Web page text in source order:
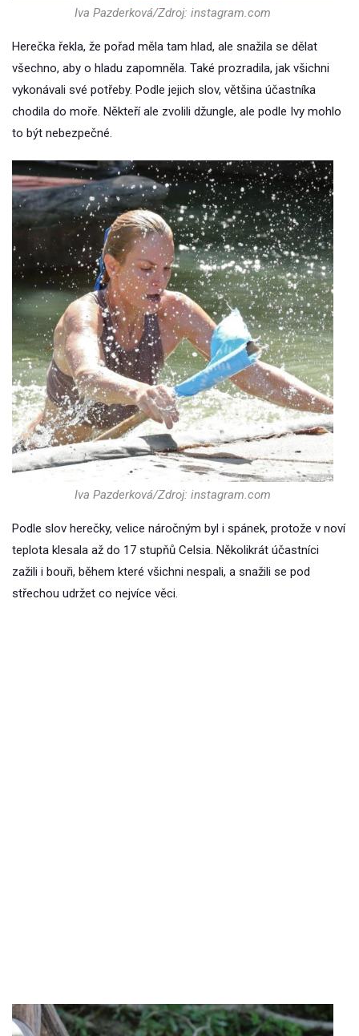
Iva Pazderková/Zdroj: instagram.com
Herečka řekla, že pořad měla tam hlad, ale snažila se dělat
všechno, aby o hladu zapomněla. Také prozradila, jak všichni
vykonávali své potřeby. Podle jejich slov, většina účastníka
chodila do moře. Někteří ale zvolili džungle, ale podle Ivy mohlo
to být nebezpečné.
Iva Pazderková/Zdroj: instagram.com
Podle slov herečky, velice náročným byl i spánek, protože v noví
teplota klesala až do 17 stupňů Celsia. Několikrát účastníci
zažili i bouři, během které všichni nespali, a snažili se pod
střechou udržet co nejvíce věci.